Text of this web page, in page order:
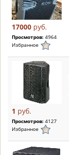
17000 руб.
Просмотров: 4964
Избранное
1 руб.
Просмотров: 4127
Избранное